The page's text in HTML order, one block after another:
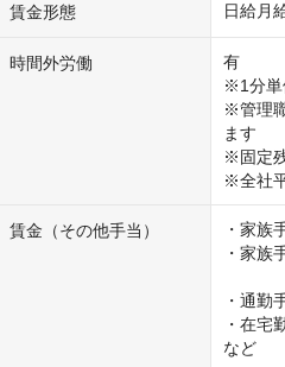
賃金形態 日給月
時間外労働
有
※1分単
※管理
ます
※固定
※全社
賃金（その他手当）
・家族
・家族
3人
・通勤
・在宅
など